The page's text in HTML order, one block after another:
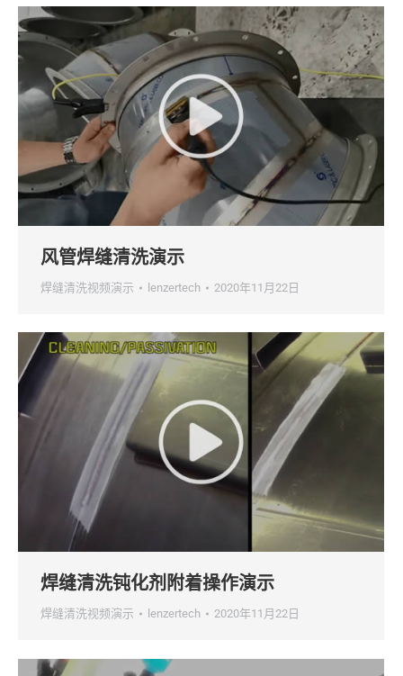
风管焊缝清洗演示
焊缝清洗视频演示 lenzertech 2020年11月22日
焊缝清洗钝化剂附着操作演示
焊缝清洗视频演示 lenzertech 2020年11月22日